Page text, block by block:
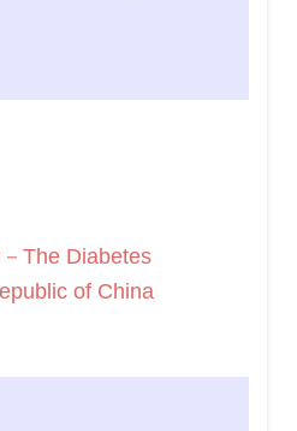
The Diabetes
of China